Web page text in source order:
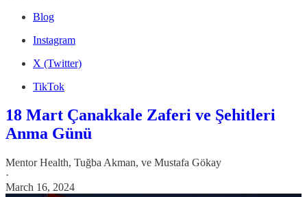
Blog
Instagram
X (Twitter)
TikTok
18 Mart Çanakkale Zaferi ve Şehitleri
Anma Günü
Mentor Health, Tuğba Akman, ve Mustafa Gökay
·
March 16, 2024